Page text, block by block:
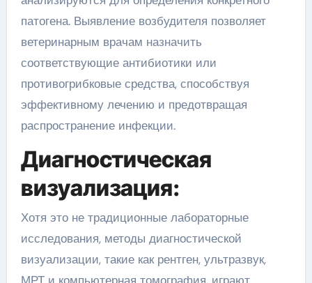
патогена. Выявление возбудителя позволяет
ветеринарным врачам назначить
соответствующие антибиотики или
противогрибковые средства, способствуя
эффективному лечению и предотвращая
распространение инфекции.
Диагностическая
визуализация:
Хотя это не традиционные лабораторные
исследования, методы диагностической
визуализации, такие как рентген, ультразвук,
МРТ и компьютерная томография, играют